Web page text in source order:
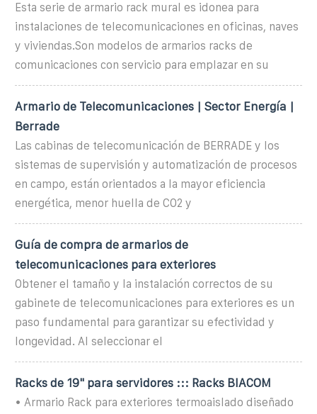
Esta serie de armario rack mural es idonea para
instalaciones de telecomunicaciones en oficinas, naves
y viviendas.Son modelos de armarios racks de
comunicaciones con servicio para emplazar en su
Armario de Telecomunicaciones | Sector Energía |
Berrade
Las cabinas de telecomunicación de BERRADE y los
sistemas de supervisión y automatización de procesos
en campo, están orientados a la mayor eficiencia
energética, menor huella de CO2 y
Guía de compra de armarios de
telecomunicaciones para exteriores
Obtener el tamaño y la instalación correctos de su
gabinete de telecomunicaciones para exteriores es un
paso fundamental para garantizar su efectividad y
longevidad. Al seleccionar el
Racks de 19" para servidores ::: Racks BIACOM
• Armario Rack para exteriores termoaislado diseñado